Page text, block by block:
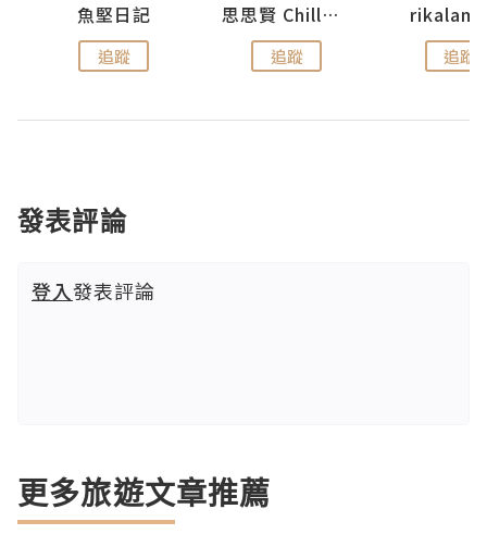
魚堅日記
追蹤
思思賢 ChillMyBabe
追蹤 追蹤
發表評論
登入發表評論
更多旅遊文章推薦